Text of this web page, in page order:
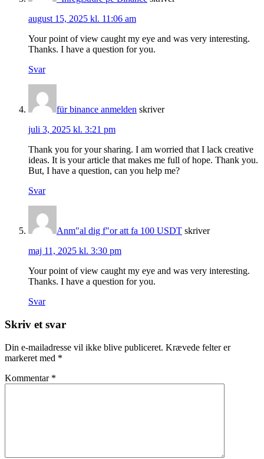
august 15, 2025 kl. 11:06 am
Your point of view caught my eye and was very interesting.
Thanks. I have a question for you.
Svar
für binance anmelden skriver
juli 3, 2025 kl. 3:21 pm
Thank you for your sharing. I am worried that I lack creative
ideas. It is your article that makes me full of hope. Thank you.
But, I have a question, can you help me?
Svar
Anm"al dig f"or att fa 100 USDT skriver
maj 11, 2025 kl. 3:30 pm
Your point of view caught my eye and was very interesting.
Thanks. I have a question for you.
Svar
Skriv et svar
Din e-mailadresse vil ikke blive publiceret. Krævede felter er
markeret med *
Kommentar *